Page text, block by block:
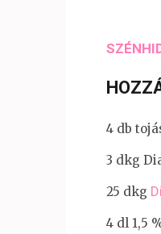
4 db
3 dkg
25 dkg
4 dl 1,5